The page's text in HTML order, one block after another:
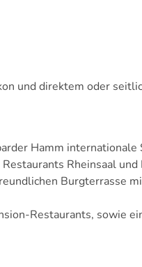
und direktem oder
Hamm internationale
Rheinsaal und
Burgterrasse
Restaurants, sowie